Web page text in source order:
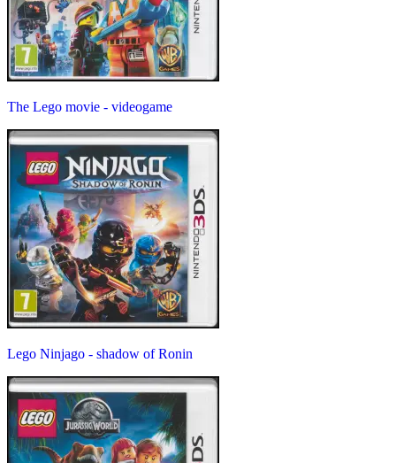
The Lego movie - videogame
Lego Ninjago - shadow of Ronin